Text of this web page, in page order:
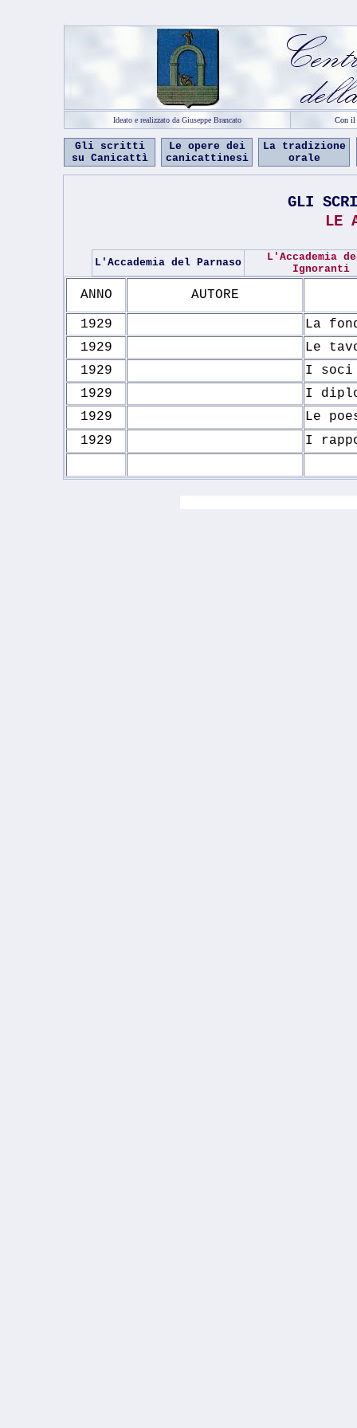
Ideato e realizzato da Giuseppe Brancato Con il
Gli scritti
su Canicattì
Le opere dei
canicattinesi
La tradizione
orale
GLI
LE
L'Accademia del Parnaso
L'Accademia
Ignoranti
ANNO AUTORE
1929
La
1929
Le
1929
I soci
1929
I
1929
Le
1929
I